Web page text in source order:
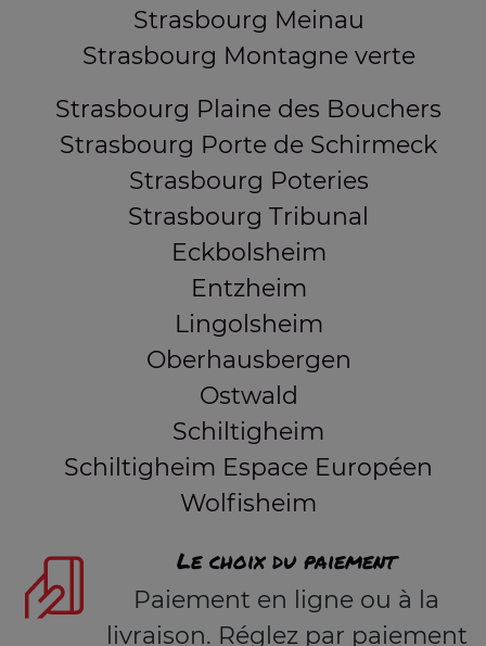
Strasbourg Meinau
Strasbourg Montagne verte
Strasbourg Plaine des Bouchers
Strasbourg Porte de Schirmeck
Strasbourg Poteries
Strasbourg Tribunal
Eckbolsheim
Entzheim
Lingolsheim
Oberhausbergen
Ostwald
Schiltigheim
Schiltigheim Espace Européen
Wolfisheim
Le choix du paiement
Paiement en ligne ou à la
livraison. Réglez par paiement